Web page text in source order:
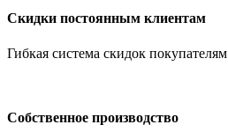
Скидки постоянным клиентам
Гибкая система скидок покупателям
Собственное производство